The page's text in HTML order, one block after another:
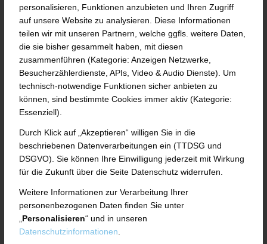
Fulda. Ein bisschen Nervosität gehört zum
Start ins Berufsleben einfach dazu. Bei
Elias Blankenburg, angehender
Elektroniker für Betriebstechnik sowie den
beiden Industriemechaniker-
Auszubildenden Moritz Auth und Lars
Kaupa hielt sich die Aufregung dann aber
doch in Grenzen. Ihr neuer Arbeitgeber, die
im Münsterfeld ansässige UTH GmbH,
hatte ihnen den Einstieg ins Unternehmen
personalisieren, Funktionen anzubieten und Ihren Zugriff
auf unsere Website zu analysieren. Diese Informationen
teilen wir mit unseren Partnern, welche ggfls. weitere Daten,
die sie bisher gesammelt haben, mit diesen
zusammenführen (Kategorie: Anzeigen Netzwerke,
Besucherzählerdienste, APIs, Video & Audio Dienste). Um
technisch-notwendige Funktionen sicher anbieten zu
können, sind bestimmte Cookies immer aktiv (Kategorie:
Essenziell).
Durch Klick auf „Akzeptieren“ willigen Sie in die
beschriebenen Datenverarbeitungen ein (TTDSG und
DSGVO). Sie können Ihre Einwilligung jederzeit mit Wirkung
für die Zukunft über die Seite Datenschutz widerrufen.
Weitere Informationen zur Verarbeitung Ihrer
personenbezogenen Daten finden Sie unter
„Personalisieren“ und in unseren
Datenschutzinformationen.